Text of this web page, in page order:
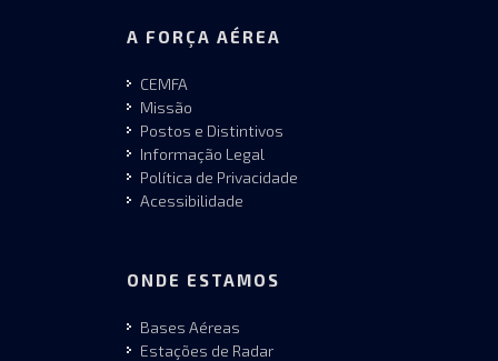
A FORÇA AÉREA
CEMFA
Missão
Postos e Distintivos
Informação Legal
Política de Privacidade
Acessibilidade
ONDE ESTAMOS
Bases Aéreas
Estações de Radar